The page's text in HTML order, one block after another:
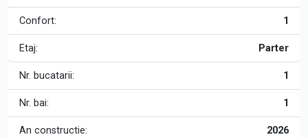
Confort: 1
Etaj: Parter
Nr. bucatarii: 1
Nr. bai: 1
An constructie: 2026